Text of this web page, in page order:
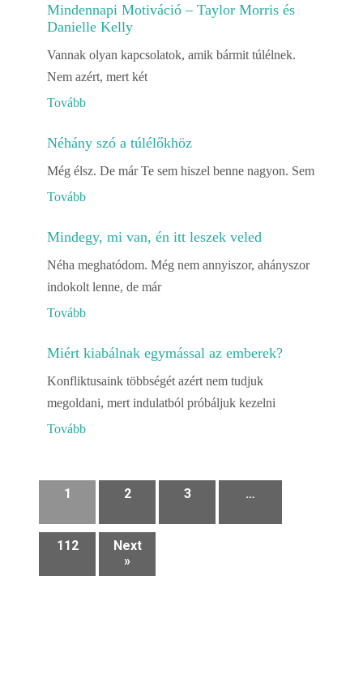
Mindennapi Motiváció – Taylor Morris és
Danielle Kelly
Vannak olyan kapcsolatok, amik bármit túlélnek.
Nem azért, mert két
Tovább
Néhány szó a túlélőkhöz
Még élsz. De már Te sem hiszel benne nagyon. Sem
Tovább
Mindegy, mi van, én itt leszek veled
Néha meghatódom. Még nem annyiszor, ahányszor
indokolt lenne, de már
Tovább
Miért kiabálnak egymással az emberek?
Konfliktusaink többségét azért nem tudjuk
megoldani, mert indulatból próbáljuk kezelni
Tovább
1 2 3 …
112
Next
»